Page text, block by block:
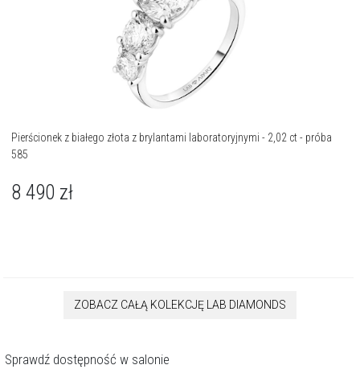
Pierścionek z białego złota z brylantami laboratoryjnymi - 2,02 ct - próba
585
8 490 zł
ZOBACZ CAŁĄ KOLEKCJĘ LAB DIAMONDS
Sprawdź dostępność w salonie